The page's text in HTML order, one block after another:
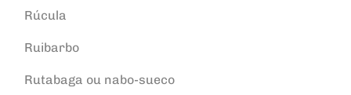
Rúcula
Ruibarbo
Rutabaga ou nabo-sueco